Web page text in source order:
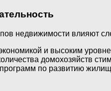
недвижимости влияют
и высоким
домохозяйств
по развитию